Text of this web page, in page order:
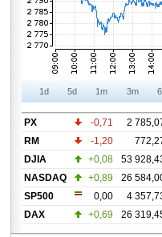
1d 5d 1m 3m
PX -0,71 2
RM
-1,20
DJIA
+0,08 53
NASDAQ
+0,89 26
SP500
0,00 4
DAX
+0,69 26